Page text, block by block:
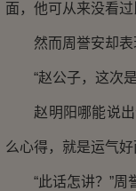
面，他可从来没看
然而周誉安却表现
“赵公子，这次是
赵明阳哪能说出
么心得，就是运气
“此话怎讲？”周誉